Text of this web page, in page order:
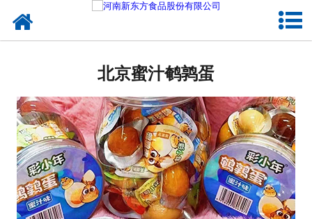
北京熟食品
北京调味品
北京鸡蛋壳粉
北京蜜汁鹌鹑蛋